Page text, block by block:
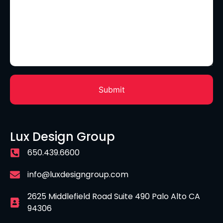
Lux Design Group
650.439.6600
info@luxdesigngroup.com
2625 Middlefield Road Suite 490 Palo Alto CA
94306